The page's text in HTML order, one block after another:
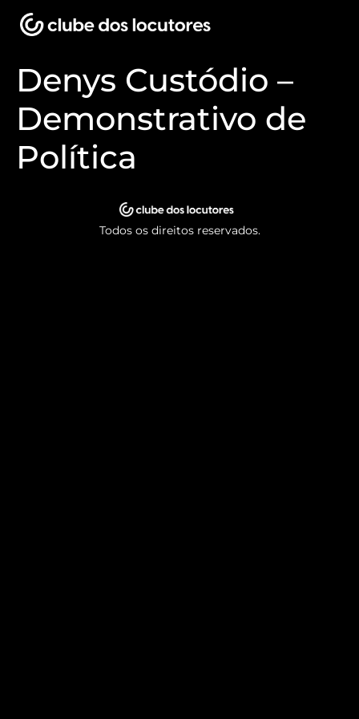
Denys Custódio –
Demonstrativo de
Política
Todos os direitos reservados.